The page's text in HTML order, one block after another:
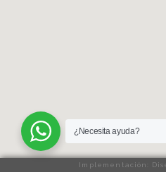
¿Necesita ayuda?
Implementación: